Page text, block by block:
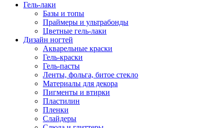
Гель-лаки
Базы и топы
Праймеры и ультрабонды
Цветные гель-лаки
Дизайн ногтей
Акварельные краски
Гель-краски
Гель-пасты
Ленты, фольга, битое стекло
Материалы для декора
Пигменты и втирки
Пластилин
Пленки
Слайдеры